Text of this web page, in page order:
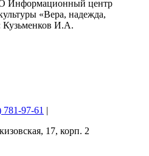
Информационный центр
«Вера, надежда,
Кузьменков И.А.
781-97-61
17, корп. 2